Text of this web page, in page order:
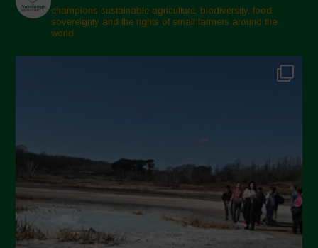
Marzo 2025
Febbraio 2025
Gennaio 2025
Settembre 2024
Luglio 2024
Maggio 2024
Aprile 2024
champions sustainable agriculture, biodiversity, food
sovereignty and the rights of small farmers around the
world.